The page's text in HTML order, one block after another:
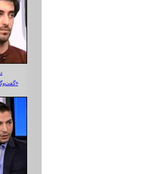
گفت‌وگو با اسلک‌لاینرها؛ «آبایی» و «شریفی»